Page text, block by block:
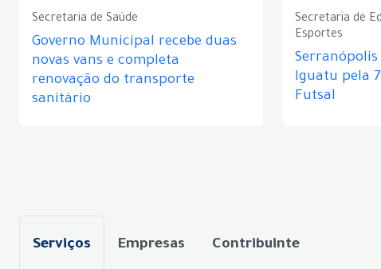
Secretaria de Saúde
Governo Municipal recebe duas
novas vans e completa
renovação do transporte
sanitário
Secretaria de
Esportes
Serranópolis
Iguatu pela
Futsal
Serviços Empresas Contribuinte